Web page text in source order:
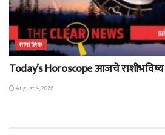
सामाजिक
Today’s Horoscope आजचे
August 4, 2026